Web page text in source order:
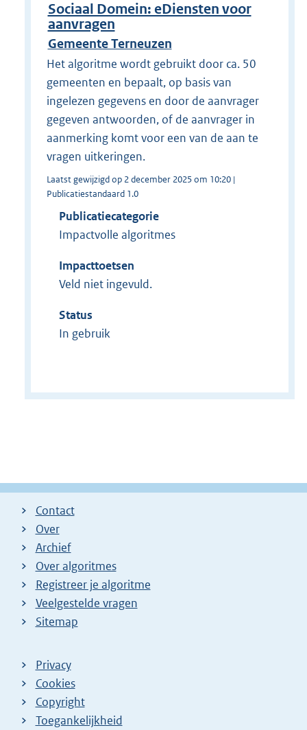
Sociaal Domein: eDiensten voor
aanvragen
Gemeente Terneuzen
Het algoritme wordt gebruikt door ca. 50
gemeenten en bepaalt, op basis van
ingelezen gegevens en door de aanvrager
gegeven antwoorden, of de aanvrager in
aanmerking komt voor een van de aan te
vragen uitkeringen.
Laatst gewijzigd op 2 december 2025 om 10:20 |
Publicatiestandaard 1.0
Publicatiecategorie
Impactvolle algoritmes
Impacttoetsen
Veld niet ingevuld.
Status
In gebruik
Contact
Over
Archief
Over algoritmes
Registreer je algoritme
Veelgestelde vragen
Sitemap
Privacy
Cookies
Copyright
Toegankelijkheid